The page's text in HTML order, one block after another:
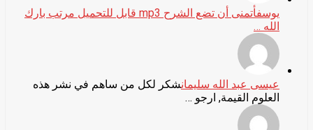
يوسف
أتمنى أن تضع الشرح mp3 قابل للتحميل مرتب بارك
الله …
عيسى عبد الله سليمانشكر لكل من ساهم في نشر هذه
العلوم القيمة, ارجو …